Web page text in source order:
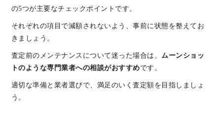
の5つが主要なチェックポイントです。
それぞれの項目で減額されないよう、事前に状態を整えてお
きましょう。
査定前のメンテナンスについて迷った場合は、 ムーンショッ
トのような専門業者への相談がおすすめです。
適切な準備と業者選びで、満足のいく査定額を目指しましょ
う。